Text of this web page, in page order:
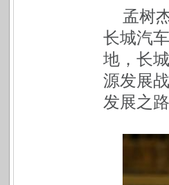
孟树
长城汽
地，长
源发展
发展之路